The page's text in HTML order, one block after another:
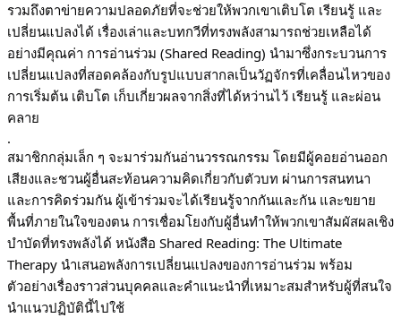
รวมถึงตาข่ายความปลอดภัยที่จะช่วยให้พวกเขาเติบโต เรียนรู้ และ
เปลี่ยนแปลงได้ เรื่องเล่าและบทกวีที่ทรงพลังสามารถช่วยเหลือได้
อย่างมีคุณค่า การอ่านร่วม (Shared Reading) นำมาซึ่งกระบวนการ
เปลี่ยนแปลงที่สอดคล้องกับรูปแบบสากลเป็นวัฏจักรที่เคลื่อนไหวของ
การเริ่มต้น เติบโต เก็บเกี่ยวผลจากสิ่งที่ได้หว่านไว้ เรียนรู้ และผ่อน
คลาย
.
สมาชิกกลุ่มเล็ก ๆ จะมาร่วมกันอ่านวรรณกรรม โดยมีผู้คอยอ่านออก
เสียงและชวนผู้อื่นสะท้อนความคิดเกี่ยวกับตัวบท ผ่านการสนทนา
และการคิดร่วมกัน ผู้เข้าร่วมจะได้เรียนรู้จากกันและกัน และขยาย
พื้นที่ภายในใจของตน การเชื่อมโยงกับผู้อื่นทำให้พวกเขาสัมผัสผลเชิง
บำบัดที่ทรงพลังได้ หนังสือ Shared Reading: The Ultimate
Therapy นำเสนอพลังการเปลี่ยนแปลงของการอ่านร่วม พร้อม
ตัวอย่างเรื่องราวส่วนบุคคลและคำแนะนำที่เหมาะสมสำหรับผู้ที่สนใจ
นำแนวปฏิบัตินี้ไปใช้